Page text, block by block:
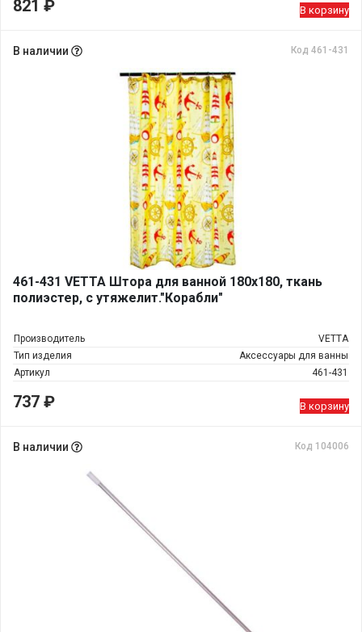
821 ₽ В корзину
В наличии Код 461-431
461-431 VETTA Штора для ванной 180х180, ткань
полиэстер, с утяжелит."Корабли"
Производитель
VETTA
Тип изделия
Аксессуары для ванны
Артикул
461-431
737 ₽ В корзину
В наличии Код 104006